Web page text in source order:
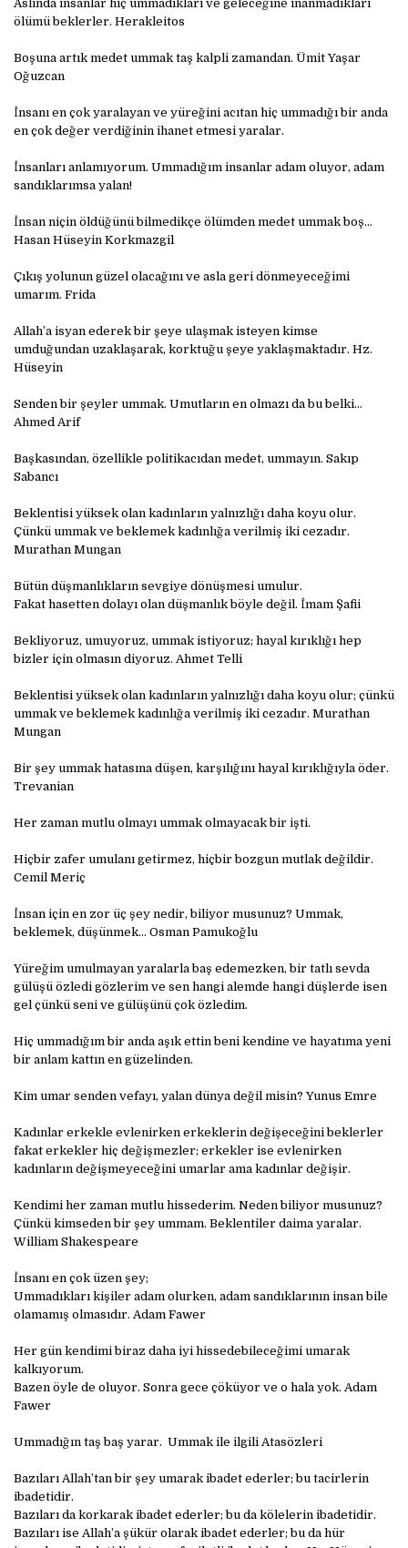
Aslında insanlar hiç ummadıkları ve geleceğine inanmadıkları
ölümü beklerler. Herakleitos
Boşuna artık medet ummak taş kalpli zamandan. Ümit Yaşar
Oğuzcan
İnsanı en çok yaralayan ve yüreğini acıtan hiç ummadığı bir anda
en çok değer verdiğinin ihanet etmesi yaralar.
İnsanları anlamıyorum. Ummadığım insanlar adam oluyor, adam
sandıklarımsa yalan!
İnsan niçin öldüğünü bilmedikçe ölümden medet ummak boş…
Hasan Hüseyin Korkmazgil
Çıkış yolunun güzel olacağını ve asla geri dönmeyeceğimi
umarım. Frida
Allah’a isyan ederek bir şeye ulaşmak isteyen kimse
umduğundan uzaklaşarak, korktuğu şeye yaklaşmaktadır. Hz.
Hüseyin
Senden bir şeyler ummak. Umutların en olmazı da bu belki…
Ahmed Arif
Başkasından, özellikle politikacıdan medet, ummayın. Sakıp
Sabancı
Beklentisi yüksek olan kadınların yalnızlığı daha koyu olur.
Çünkü ummak ve beklemek kadınlığa verilmiş iki cezadır.
Murathan Mungan
Bütün düşmanlıkların sevgiye dönüşmesi umulur.
Fakat hasetten dolayı olan düşmanlık böyle değil. İmam Şafii
Bekliyoruz, umuyoruz, ummak istiyoruz; hayal kırıklığı hep
bizler için olmasın diyoruz. Ahmet Telli
Beklentisi yüksek olan kadınların yalnızlığı daha koyu olur; çünkü
ummak ve beklemek kadınlığa verilmiş iki cezadır. Murathan
Mungan
Bir şey ummak hatasına düşen, karşılığını hayal kırıklığıyla öder.
Trevanian
Her zaman mutlu olmayı ummak olmayacak bir işti.
Hiçbir zafer umulanı getirmez, hiçbir bozgun mutlak değildir.
Cemil Meriç
İnsan için en zor üç şey nedir, biliyor musunuz? Ummak,
beklemek, düşünmek… Osman Pamukoğlu
Yüreğim umulmayan yaralarla baş edemezken, bir tatlı sevda
gülüşü özledi gözlerim ve sen hangi alemde hangi düşlerde isen
gel çünkü seni ve gülüşünü çok özledim.
Hiç ummadığım bir anda aşık ettin beni kendine ve hayatıma yeni
bir anlam kattın en güzelinden.
Kim umar senden vefayı, yalan dünya değil misin? Yunus Emre
Kadınlar erkekle evlenirken erkeklerin değişeceğini beklerler
fakat erkekler hiç değişmezler; erkekler ise evlenirken
kadınların değişmeyeceğini umarlar ama kadınlar değişir.
Kendimi her zaman mutlu hissederim. Neden biliyor musunuz?
Çünkü kimseden bir şey ummam. Beklentiler daima yaralar.
William Shakespeare
İnsanı en çok üzen şey;
Ummadıkları kişiler adam olurken, adam sandıklarının insan bile
olamamış olmasıdır. Adam Fawer
Her gün kendimi biraz daha iyi hissedebileceğimi umarak
kalkıyorum.
Bazen öyle de oluyor. Sonra gece çöküyor ve o hala yok. Adam
Fawer
Ummadığın taş baş yarar. Ummak ile ilgili Atasözleri
Bazıları Allah’tan bir şey umarak ibadet ederler; bu tacirlerin
ibadetidir.
Bazıları da korkarak ibadet ederler; bu da kölelerin ibadetidir.
Bazıları ise Allah’a şükür olarak ibadet ederler; bu da hür